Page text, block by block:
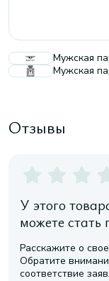
Мужская
Мужская
Отзывы
У этого
можете стать
Расскажите о
Обратите
соответствие